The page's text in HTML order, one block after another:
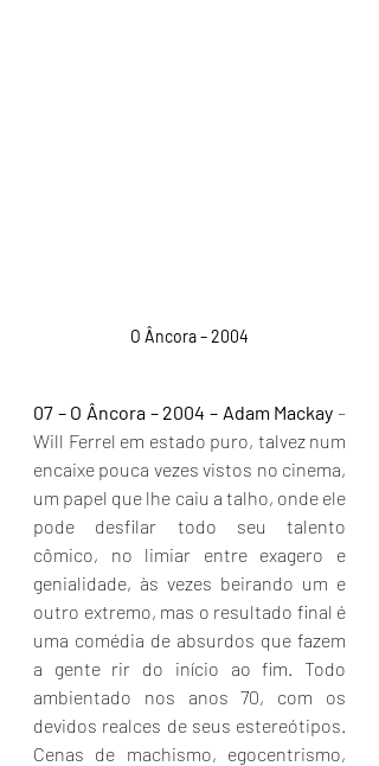
O Âncora – 2004
07 – O Âncora – 2004 – Adam Mackay –
Will Ferrel em estado puro, talvez num
encaixe pouca vezes vistos no cinema,
um papel que lhe caiu a talho, onde ele
pode desfilar todo seu talento
cômico, no limiar entre exagero e
genialidade, às vezes beirando um e
outro extremo, mas o resultado final é
uma comédia de absurdos que fazem
a gente rir do início ao fim. Todo
ambientado nos anos 70, com os
devidos realces de seus estereótipos.
Cenas de machismo, egocentrismo,